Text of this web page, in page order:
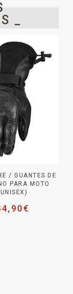
_
/ GUANTES DE
PARA MOTO
€